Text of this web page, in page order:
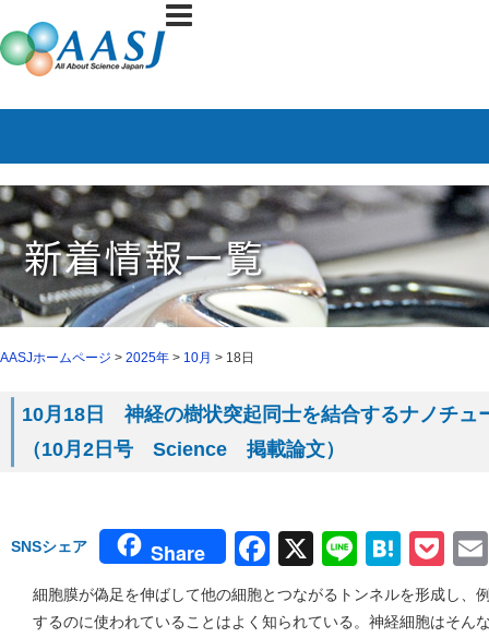
AASJホームページ > 2025年 > 10月 > 18日
10月18日 神経の樹状突起同士を結合するナノチュ
（10月2日号 Science 掲載論文）
SNSシェア Share Facebook
X Line
細胞膜が偽足を伸ばして他の細胞とつながるトンネルを形成し、
するのに使われていることはよく知られている。神経細胞はそん